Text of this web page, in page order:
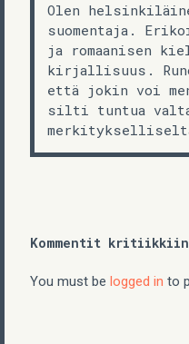
Olen
suomentaja.
ja romaanisen
kirjallisuus.
että jokin voi
silti tuntua
Kommentit kritiikkiin
You must be logged in to